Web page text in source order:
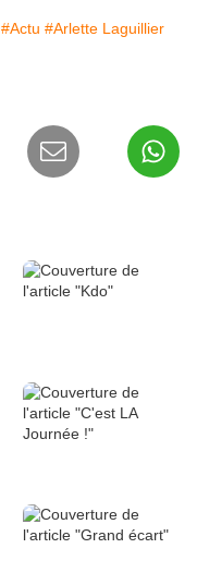
#Actu #Arlette Laguillier